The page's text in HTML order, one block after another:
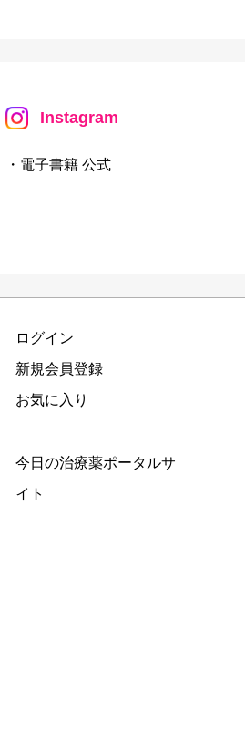
Instagram
・電子書籍 公式
ログイン
新規会員登録
お気に入り
今日の治療薬ポータルサ
イト